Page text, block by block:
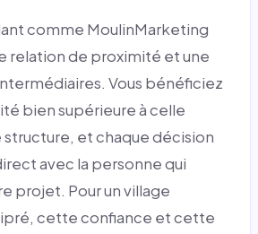
comme MoulinMarketing
relation de proximité et une
Vous bénéficiez
bien supérieure à celle
et chaque décision
avec la personne qui
projet. Pour un village
cette confiance et cette